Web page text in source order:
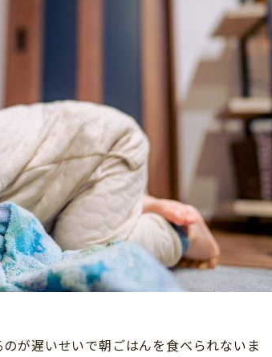
が遅いせいで朝ごはんを食べられないま